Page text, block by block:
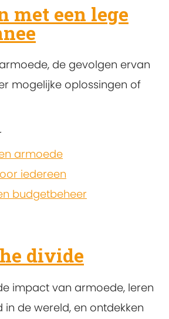
met een lege
de gevolgen ervan
mogelijke oplossingen of
armoede
iedereen
budgetbeheer
divide
impact van armoede, leren
in de wereld, en ontdekken